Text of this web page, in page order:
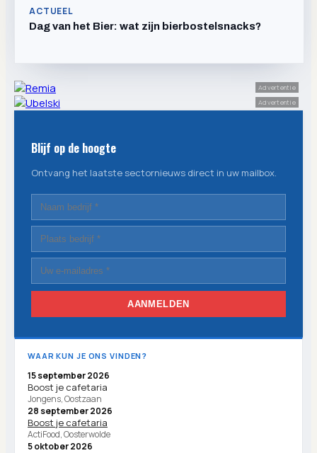
ACTUEEL
Dag van het Bier: wat zijn bierbostelsnacks?
Advertentie
Advertentie
Blijf op de hoogte
Ontvang het laatste sectornieuws direct in uw mailbox.
AANMELDEN
WAAR KUN JE ONS VINDEN?
15 september 2026
Boost je cafetaria
Jongens, Oostzaan
28 september 2026
Boost je cafetaria
ActiFood, Oosterwolde
5 oktober 2026